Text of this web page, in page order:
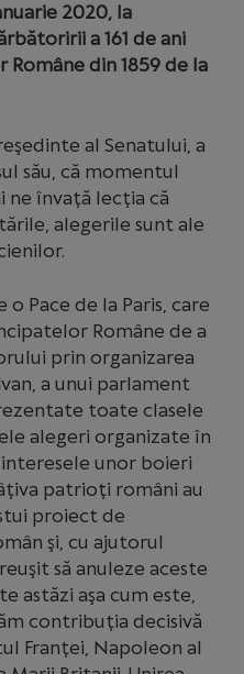
2020, la
a 161 de ani
din 1859 de la
al Senatului, a
său, că momentul
ne învaţă lecţia că
alegerile sunt ale
o Pace de la Paris, care
Române de a
prin organizarea
a unui parlament
toate clasele
alegeri organizate în
unor boieri
patrioţi români au
proiect de
şi, cu ajutorul
să anuleze aceste
astăzi aşa cum este,
contribuţia decisivă
Franţei, Napoleon al